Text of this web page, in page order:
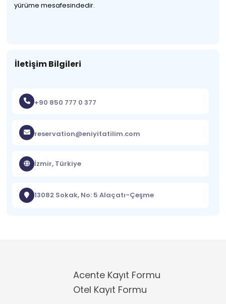
yürüme mesafesindedir.
İletişim Bilgileri
+90 850 777 0 377
reservation@eniyitatilim.com
İzmir, Türkiye
13082 Sokak, No: 5 Alaçatı-Çeşme
Acente Kayıt Formu
Otel Kayıt Formu